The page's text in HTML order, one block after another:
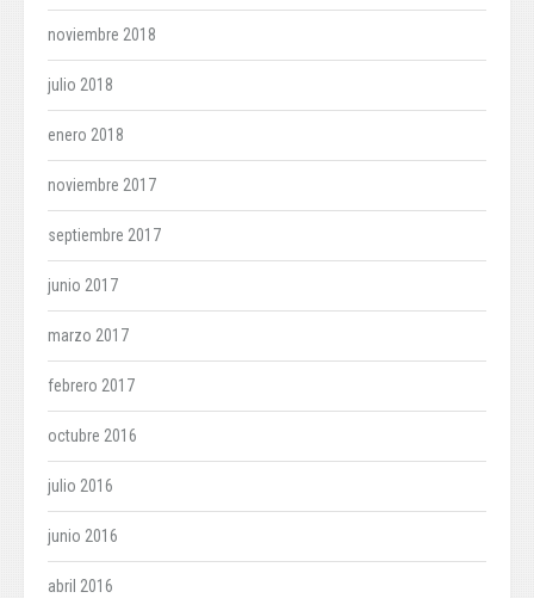
noviembre 2018
julio 2018
enero 2018
noviembre 2017
septiembre 2017
junio 2017
marzo 2017
febrero 2017
octubre 2016
julio 2016
junio 2016
abril 2016